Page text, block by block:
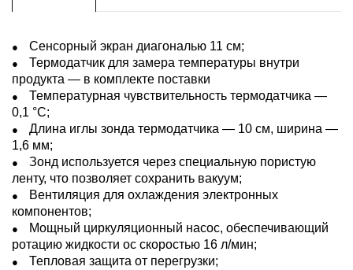
Сенсорный экран диагональю 11 см;
Термодатчик для замера температуры внутри
продукта — в комплекте поставки
Температурная чувствительность термодатчика —
0,1 °С;
Длина иглы зонда термодатчика — 10 см, ширина —
1,6 мм;
Зонд используется через специальную пористую
ленту, что позволяет сохранить вакуум;
Вентиляция для охлаждения электронных
компонентов;
Мощный циркуляционный насос, обеспечивающий
ротацию жидкости ос скоростью 16 л/мин;
Тепловая защита от перегрузки;